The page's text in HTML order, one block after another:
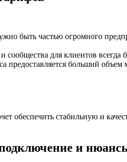
быть частью огромного
для клиентов всегда
больший
обеспечить стабильную и
и